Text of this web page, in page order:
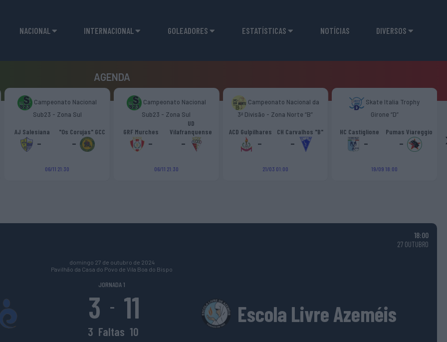
NACIONAL INTERNACIONAL GOLEADORES ESTATÍSTICAS NOTÍCIAS DIVERSOS
AGENDA
Campeonato Nacional
Sub23 - Zona Sul
AJ Salesiana
-
"Os Corujas" GCC
-
06/11 21:30
Campeonato Nacional
Sub23 - Zona Sul
GRF Murches
-
UD
Vilafranquense
-
06/11 21:30
Campeonato Nacional da
3ª Divisão - Zona Norte “B”
ACD Gulpilhares
-
CH Carvalhos "B"
-
21/03 01:00
Skate Italia Trophy
Girone “D”
HC Castiglione
-
Pumas Viareggio
-
19/09 18:00
18:00
27 OUTUBRO
domingo 27 de outubro de 2024
Pavilhão da Casa do Povo de Vila Boa do Bispo
JORNADA 1
3 - 11
3 Faltas 10
Escola Livre Azeméis